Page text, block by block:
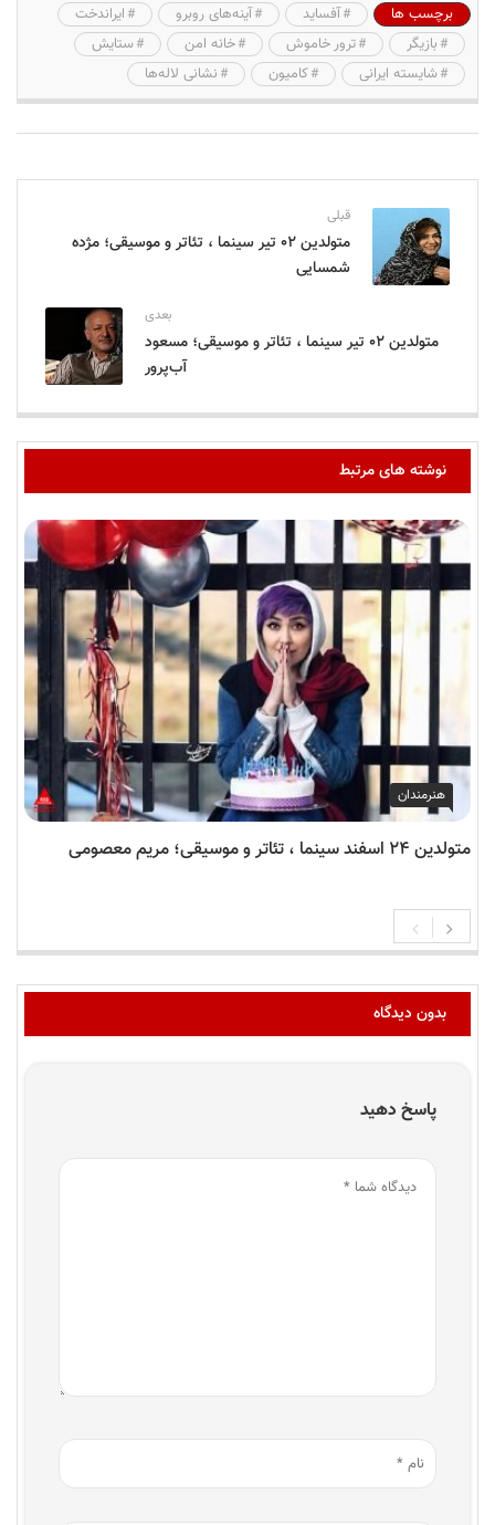
برچسب ها
آفساید آینه‌های روبرو
ایراندخت
بازیگر
ترور خاموش خانه امن
ستایش
شایسته ایرانی
کامیون نشانی لاله‌ها
قبلی
متولدین ۰۲ تیر سینما ، تئاتر و موسیقی؛ مژده
شمسایی
بعدی
متولدین ۰۲ تیر سینما ، تئاتر و موسیقی؛ مسعود
آب‌پرور
نوشته های مرتبط
هنرمندان
متولدین ۲۴ اسفند سینما ، تئاتر و موسیقی؛ مریم معصومی
بدون دیدگاه
پاسخ دهید